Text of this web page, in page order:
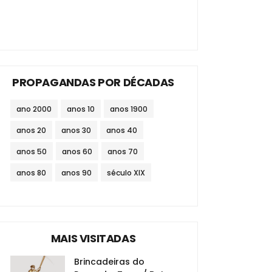
PROPAGANDAS POR DÉCADAS
ano 2000 anos 10 anos 1900
anos 20 anos 30 anos 40
anos 50 anos 60 anos 70
anos 80 anos 90 século XIX
MAIS VISITADAS
Brincadeiras do